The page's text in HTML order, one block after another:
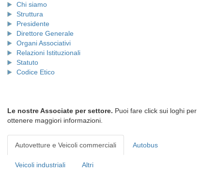
Chi siamo
Struttura
Presidente
Direttore Generale
Organi Associativi
Relazioni Istituzionali
Statuto
Codice Etico
Le nostre Associate per settore. Puoi fare click sui loghi per
ottenere maggiori informazioni.
Autovetture e Veicoli commerciali Autobus
Veicoli industriali Altri